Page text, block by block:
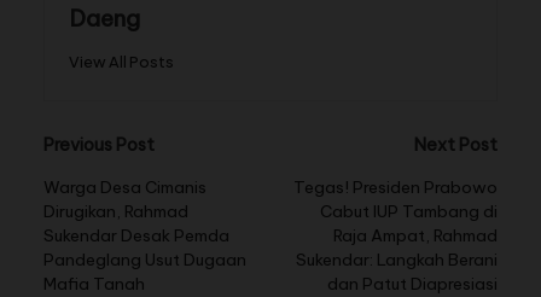
Daeng
View All Posts
Previous Post
Warga Desa Cimanis
Dirugikan, Rahmad
Sukendar Desak Pemda
Pandeglang Usut Dugaan
Mafia Tanah
Next Post
Tegas! Presiden Prabowo
Cabut IUP Tambang di
Raja Ampat, Rahmad
Sukendar: Langkah Berani
dan Patut Diapresiasi